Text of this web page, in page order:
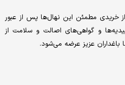
خریدی مطمئن این نهال‌ها پس از عبور
و گواهی‌های اصالت و سلامت از
عزیز عرضه می‌شود.